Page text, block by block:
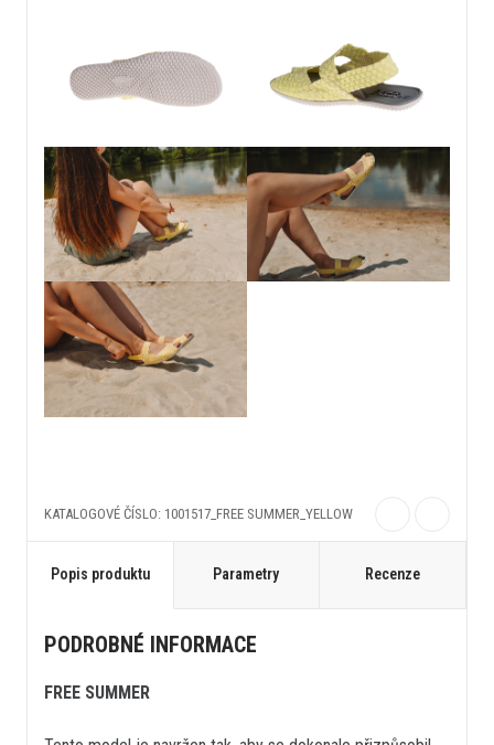
KATALOGOVÉ ČÍSLO: 1001517_FREE SUMMER_YELLOW
Popis produktu Parametry Recenze
PODROBNÉ INFORMACE
FREE SUMMER